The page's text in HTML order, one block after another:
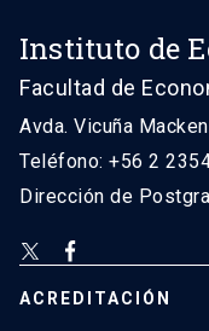
Instituto de
Facultad de
Avda. Vicuña
Teléfono: +56 2
Dirección de
ACREDITACIÓN